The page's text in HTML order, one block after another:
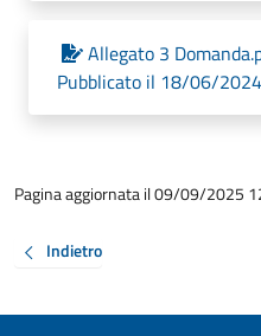
Allegato 3
Pubblicato il 18/06/
Pagina aggiornata il 09/09/2025
Indietro